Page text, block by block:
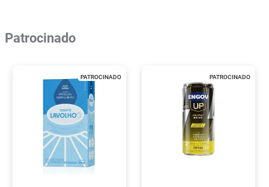
Patrocinado
PATROCINADO PATROCINADO